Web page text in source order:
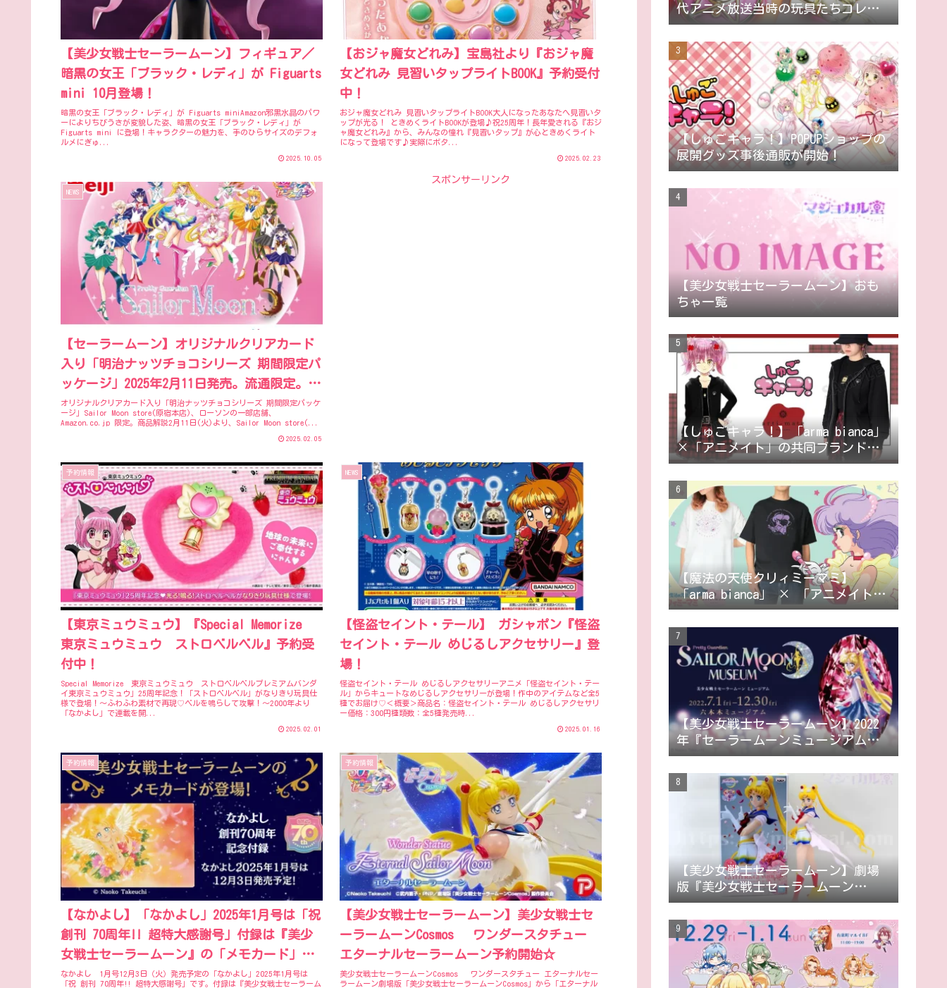
【美少女戦士セーラームーン】フィギュア／
暗黒の女王「ブラック・レディ」が Figuarts
mini 10月登場！
暗黒の女王「ブラック・レディ」が Figuarts miniAmazon邪黒水晶のパワ
ーによりちびうさが変貌した姿、暗黒の女王「ブラック・レディ」が
Figuarts mini に登場！キャラクターの魅力を、手のひらサイズのデフォ
ルメにぎゅ...
2025.10.05
【おジャ魔女どれみ】宝島社より『おジャ魔
女どれみ 見習いタップライトBOOK』予約受付
中！
おジャ魔女どれみ 見習いタップライトBOOK大人になったあなたへ見習いタ
ップが光る！ ときめくライトBOOKが登場♪祝25周年！長年愛される『おジ
ャ魔女どれみ』から、みんなの憧れ『見習いタップ』が心ときめくライト
になって登場です♪実際にボタ...
2025.02.23
NEWS
【セーラームーン】オリジナルクリアカード
入り「明治ナッツチョコシリーズ 期間限定パ
ッケージ」2025年2月11日発売。流通限定。カ
ード全10種。
オリジナルクリアカード入り「明治ナッツチョコシリーズ 期間限定パッケ
ージ」Sailor Moon store(原宿本店)、ローソンの一部店舗、
Amazon.co.jp 限定。商品解説2月11日(火)より、Sailor Moon store(...
2025.02.05
スポンサーリンク
予約情報
【東京ミュウミュウ】『Special Memorize
東京ミュウミュウ ストロベルベル』予約受
付中！
Special Memorize 東京ミュウミュウ ストロベルベルプレミアムバンダ
イ東京ミュウミュウ」25周年記念！「ストロベルベル」がなりきり玩具仕
様で登場！～ふわふわ素材で再現♡ベルを鳴らして攻撃！～2000年より
「なかよし」で連載を開...
2025.02.01
NEWS
【怪盗セイント・テール】 ガシャポン『怪盗
セイント・テール めじるしアクセサリー』登
場！
怪盗セイント・テール めじるしアクセサリーアニメ「怪盗セイント・テー
ル」からキュートなめじるしアクセサリーが登場！作中のアイテムなど全5
種でお届け♡＜概要＞商品名：怪盗セイント・テール めじるしアクセサリ
ー価格：300円種類数：全5種発売時...
2025.01.16
予約情報
【なかよし】「なかよし」2025年1月号は「祝
創刊 70周年!! 超特大感謝号」付録は『美少
女戦士セーラームーン』の「メモカード」歴
代のレジェンド作品が大集結！
なかよし 1月号12月3日（火）発売予定の「なかよし」2025年1月号は
「祝 創刊 70周年!! 超特大感謝号」です。付録は『美少女戦士セーラーム
予約情報
【美少女戦士セーラームーン】美少女戦士セ
ーラームーンCosmos ワンダースタチュー
エターナルセーラームーン予約開始☆
美少女戦士セーラームーンCosmos ワンダースタチュー エターナルセー
ラームーン劇場版「美少女戦士セーラームーンCosmos」から「エターナル
代アニメ放送当時の玩具たちコレク
ション ～随時更新～
【しゅごキャラ！】POPUPショップの
展開グッズ事後通販が開始！
【美少女戦士セーラームーン】おも
ちゃ一覧
【しゅごキャラ！】「arma bianca」
×「アニメイト」の共同ブランド
「arti-mate」によるオリジナルアパ
レル、雑貨の販売が決定！
【魔法の天使クリィミーマミ】
「arma bianca」 × 「アニメイト」
の共同ブランド「arti-mate」による
オリジナルアパレル、雑貨の販売が
決定！
【美少女戦士セーラームーン】2022
年『セーラームーンミュージアム』
グッズ一覧•カフェメニュー
【美少女戦士セーラームーン】劇場
版『美少女戦士セーラームーン
Eternal』GLITTER&GLAMOURS-SUPER
SAILOR MOON-［グリッターアンドグ
ラマラスシリーズ スーパーセーラー
ムーン］フィギュアコレクションレ
ビュー/評価